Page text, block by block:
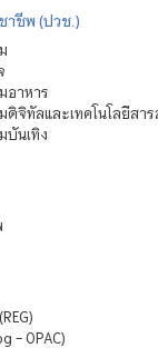
าชีพ (ปวช.)
อาหาร
จิทัลและเทคโนโลยีสาร
บันเทิง
- OPAC)